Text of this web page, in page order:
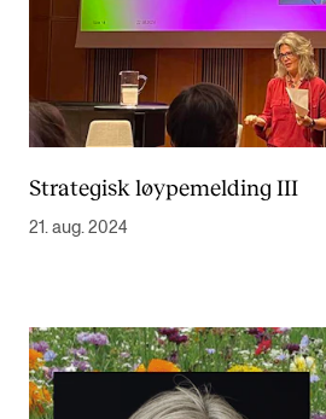
Strategisk løypemelding III
21. aug. 2024